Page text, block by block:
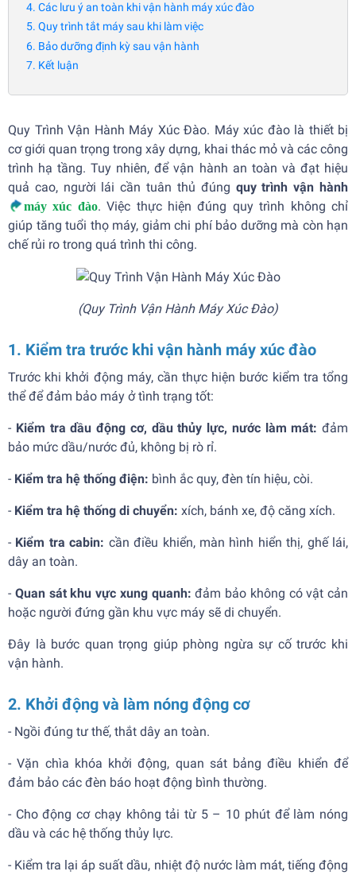
4. Các lưu ý an toàn khi vận hành máy xúc đào
5. Quy trình tắt máy sau khi làm việc
6. Bảo dưỡng định kỳ sau vận hành
7. Kết luận
Quy Trình Vận Hành Máy Xúc Đào. Máy xúc đào là thiết bị
cơ giới quan trọng trong xây dựng, khai thác mỏ và các công
trình hạ tầng. Tuy nhiên, để vận hành an toàn và đạt hiệu
quả cao, người lái cần tuân thủ đúng quy trình vận hành
máy xúc đào. Việc thực hiện đúng quy trình không chỉ
giúp tăng tuổi thọ máy, giảm chi phí bảo dưỡng mà còn hạn
chế rủi ro trong quá trình thi công.
(Quy Trình Vận Hành Máy Xúc Đào)
1. Kiểm tra trước khi vận hành máy xúc đào
Trước khi khởi động máy, cần thực hiện bước kiểm tra tổng
thể để đảm bảo máy ở tình trạng tốt:
- Kiểm tra dầu động cơ, dầu thủy lực, nước làm mát: đảm
bảo mức dầu/nước đủ, không bị rò rỉ.
- Kiểm tra hệ thống điện: bình ắc quy, đèn tín hiệu, còi.
- Kiểm tra hệ thống di chuyển: xích, bánh xe, độ căng xích.
- Kiểm tra cabin: cần điều khiển, màn hình hiển thị, ghế lái,
dây an toàn.
- Quan sát khu vực xung quanh: đảm bảo không có vật cản
hoặc người đứng gần khu vực máy sẽ di chuyển.
Đây là bước quan trọng giúp phòng ngừa sự cố trước khi
vận hành.
2. Khởi động và làm nóng động cơ
- Ngồi đúng tư thế, thắt dây an toàn.
- Vặn chìa khóa khởi động, quan sát bảng điều khiển để
đảm bảo các đèn báo hoạt động bình thường.
- Cho động cơ chạy không tải từ 5 – 10 phút để làm nóng
dầu và các hệ thống thủy lực.
- Kiểm tra lại áp suất dầu, nhiệt độ nước làm mát, tiếng động